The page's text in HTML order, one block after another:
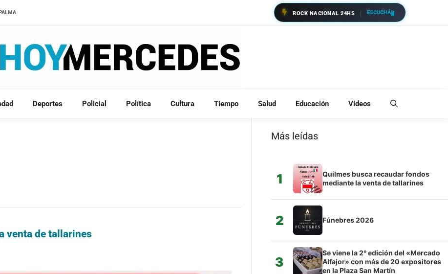
ROCK NACIONAL 24HS ESCUCHÁ
Deportes Policial Política Cultura Tiempo Salud Educación Videos
venta de tallarines
Más leídas
1
Quilmes busca recaudar fondos
mediante la venta de tallarines
2 Fúnebres 2026
3
Se viene la 2° edición del «Mercado
Alfajor» con más de 20 expositores
en la Plaza San Martín